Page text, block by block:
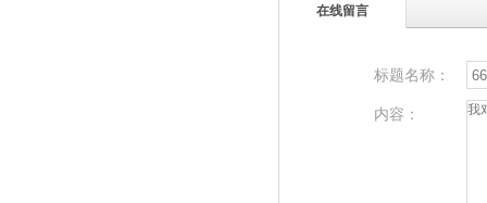
在线留言
标题名称：
内容：